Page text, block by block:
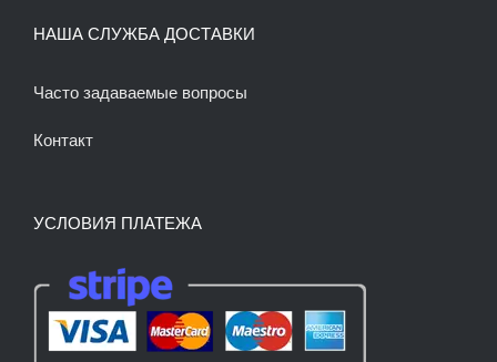
НАША СЛУЖБА ДОСТАВКИ
Часто задаваемые вопросы
Контакт
УСЛОВИЯ ПЛАТЕЖА